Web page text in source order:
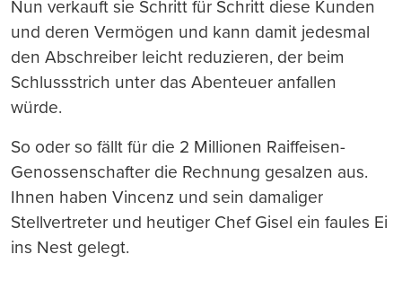
Nun verkauft sie Schritt für Schritt diese Kunden
und deren Vermögen und kann damit jedesmal
den Abschreiber leicht reduzieren, der beim
Schlussstrich unter das Abenteuer anfallen
würde.
So oder so fällt für die 2 Millionen Raiffeisen-
Genossenschafter die Rechnung gesalzen aus.
Ihnen haben Vincenz und sein damaliger
Stellvertreter und heutiger Chef Gisel ein faules Ei
ins Nest gelegt.